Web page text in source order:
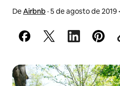
DeAirbnb·5 de agosto de 2019·